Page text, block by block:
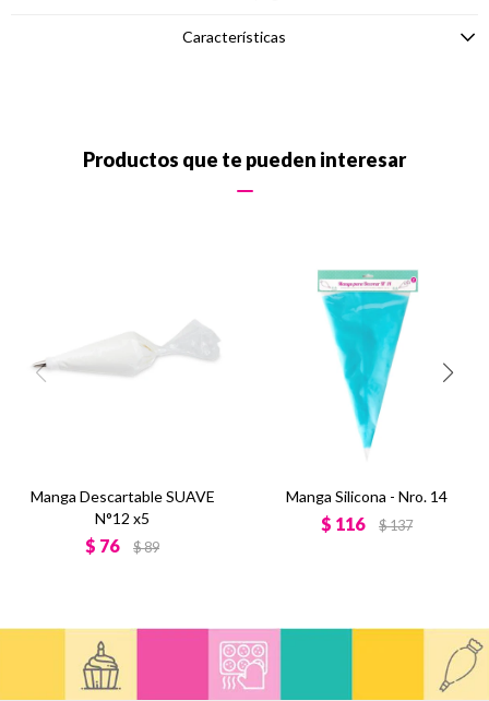
Características
Productos que te pueden interesar
Manga Descartable SUAVE
N°12 x5
$ 76 $89
Manga Silicona - Nro. 14
$ 116 $137